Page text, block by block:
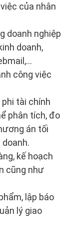
của nhân
doanh nghiệp
doanh,
công việc
tài chính
phân tích, đo
án tối
kế hoạch
cũng như
lập báo
lý giao